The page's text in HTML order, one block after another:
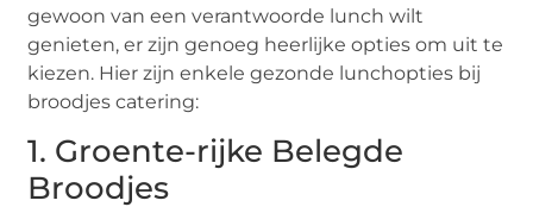
gewoon van een verantwoorde lunch wilt
genieten, er zijn genoeg heerlijke opties om uit te
kiezen. Hier zijn enkele gezonde lunchopties bij
broodjes catering:
1. Groente-rijke Belegde
Broodjes